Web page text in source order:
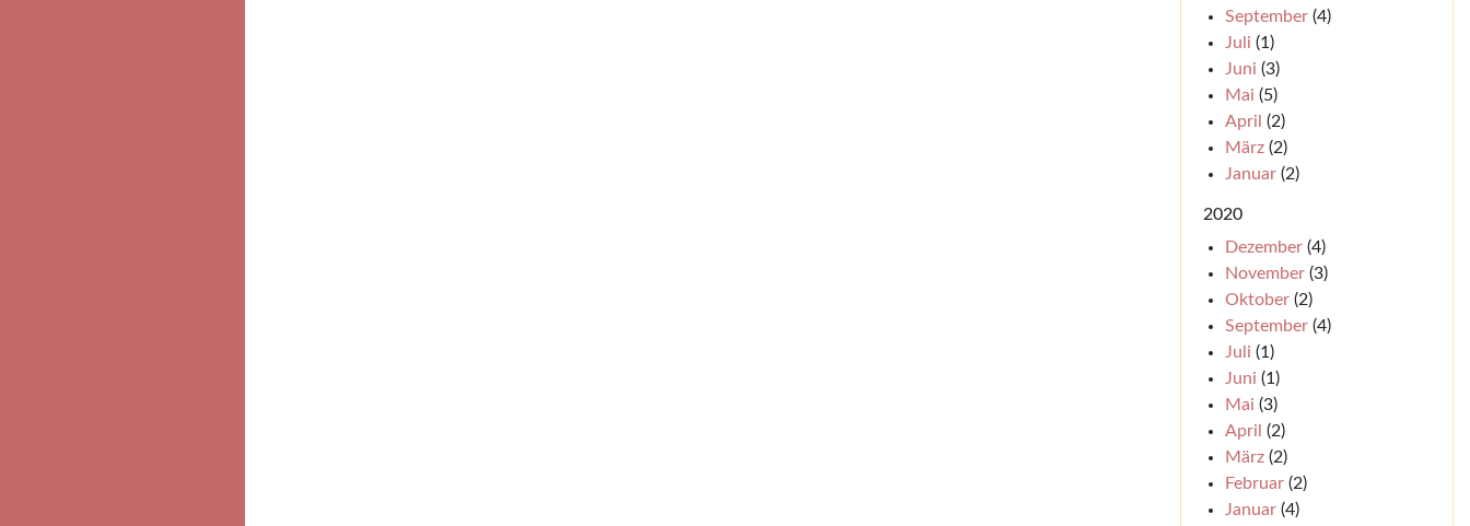
September(4)
Juli (1)
Juni (3)
Mai (5)
April (2)
März(2)
Januar(2)
2020
Dezember(4)
November(3)
Oktober(2)
September(4)
Juli (1)
Juni (1)
Mai (3)
April (2)
März(2)
Februar(2)
Januar(4)